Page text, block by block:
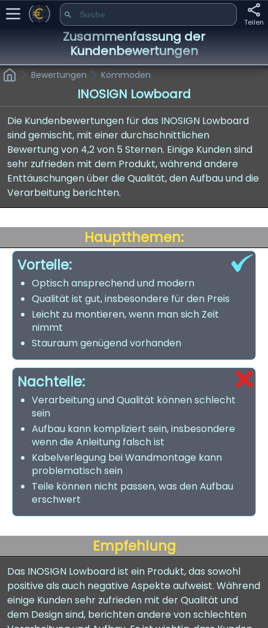
Teilen
Zusammenfassung der
Kundenbewertungen
Bewertungen Kommoden
INOSIGN Lowboard
Die Kundenbewertungen für das INOSIGN Lowboard
sind gemischt, mit einer durchschnittlichen
Bewertung von 4,2 von 5 Sternen. Einige Kunden sind
sehr zufrieden mit dem Produkt, während andere
Enttäuschungen über die Qualität, den Aufbau und die
Verarbeitung berichten.
Hauptthemen:
Vorteile:
Optisch ansprechend und modern
Qualität ist gut, insbesondere für den Preis
Leicht zu montieren, wenn man sich Zeit
nimmt
Stauraum genügend vorhanden
Nachteile:
Verarbeitung und Qualität können schlecht
sein
Aufbau kann kompliziert sein, insbesondere
wenn die Anleitung falsch ist
Kabelverlegung bei Wandmontage kann
problematisch sein
Teile können nicht passen, was den Aufbau
erschwert
Empfehlung
Das INOSIGN Lowboard ist ein Produkt, das sowohl
positive als auch negative Aspekte aufweist. Während
einige Kunden sehr zufrieden mit der Qualität und
dem Design sind, berichten andere von schlechten